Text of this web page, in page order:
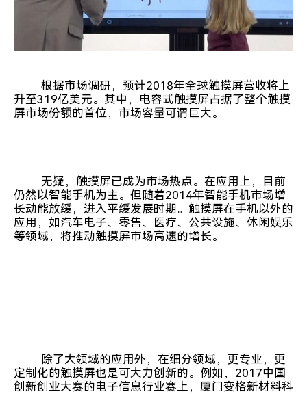
根据市场调研，预计2018年全球触摸屏营收将上
升至319亿美元。其中，电容式触摸屏占据了整个触摸
屏市场份额的首位，市场容量可谓巨大。
无疑，触摸屏已成为市场热点。在应用上，目前
仍然以智能手机为主。但随着2014年智能手机市场增
长动能放缓，进入平缓发展时期。触摸屏在手机以外的
应用，如汽车电子、零售、医疗、公共设施、休闲娱乐
等领域，将推动触摸屏市场高速的增长。
除了大领域的应用外，在细分领域，更专业，更
定制化的触摸屏也是可大力创新的。例如，2017中国
创新创业大赛的电子信息行业赛上，厦门变格新材料科